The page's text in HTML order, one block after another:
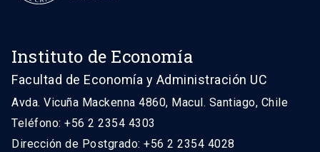
Instituto de Economía
Facultad de Economía y Administración UC
Avda. Vicuña Mackenna 4860, Macul. Santiago, Chile
Teléfono: +56 2 2354 4303
Dirección de Postgrado: +56 2 2354 4028